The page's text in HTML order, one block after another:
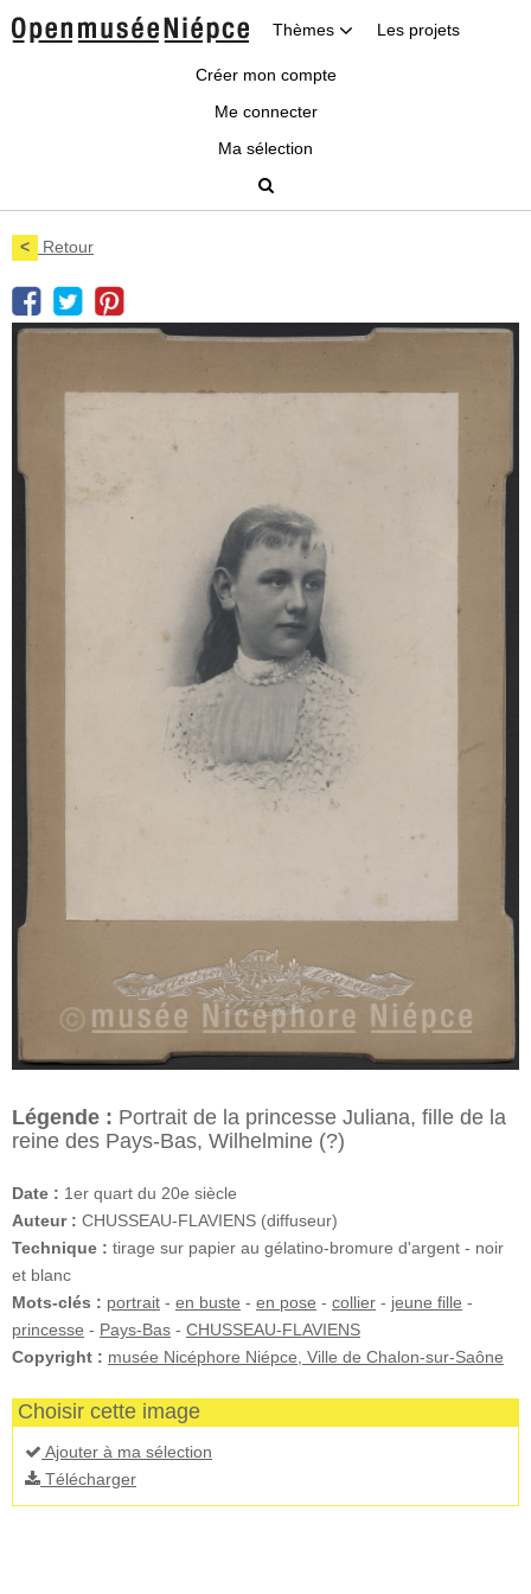
Thèmes Les projets
Créer mon compte
Me connecter
Ma sélection
< Retour
Légende : Portrait de la princesse Juliana, fille de la
reine des Pays-Bas, Wilhelmine (?)
Date : 1er quart du 20e siècle
Auteur : CHUSSEAU-FLAVIENS (diffuseur)
Technique : tirage sur papier au gélatino-bromure d'argent - noir
et blanc
Mots-clés : portrait - en buste - en pose - collier - jeune fille -
princesse - Pays-Bas - CHUSSEAU-FLAVIENS
Copyright : musée Nicéphore Niépce, Ville de Chalon-sur-Saône
Choisir cette image
Ajouter à ma sélection
Télécharger